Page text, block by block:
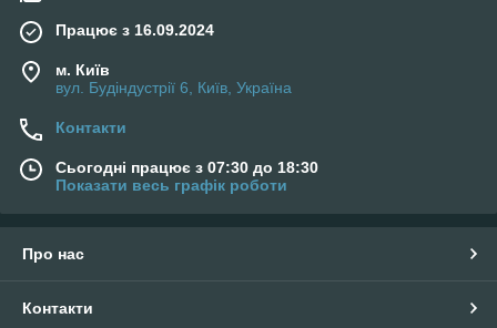
Працює з 16.09.2024
м. Київ
вул. Будіндустрії 6, Київ, Україна
Контакти
Сьогодні працює з 07:30 до 18:30
Показати весь графік роботи
Про нас
Контакти